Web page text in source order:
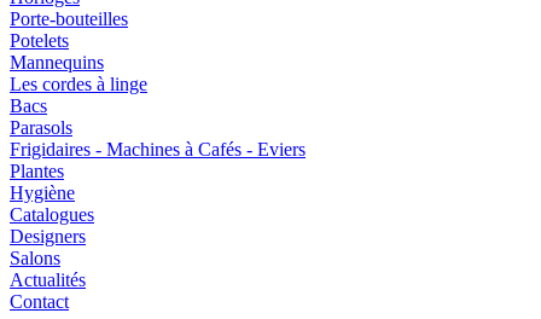
Porte-bouteilles
Potelets
Mannequins
Les cordes à linge
Bacs
Parasols
Frigidaires - Machines à Cafés - Eviers
Plantes
Hygiène
Catalogues
Designers
Salons
Actualités
Contact